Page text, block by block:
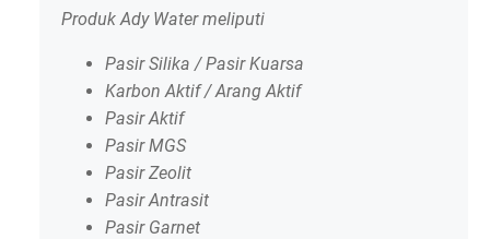
Produk Ady Water meliputi
Pasir Silika / Pasir Kuarsa
Karbon Aktif / Arang Aktif
Pasir Aktif
Pasir MGS
Pasir Zeolit
Pasir Antrasit
Pasir Garnet